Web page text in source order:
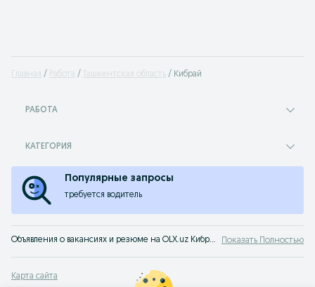
Главная Работа Ташкентская область Кибрай
РАБОТА
КАТЕГОРИЯ
Популярные запросы
требуется водитель
Объявления о вакансиях и резюме на OLX.uz Кибрай. Пора найти работу - тысячи работодателей Узбекистана ищут вас! Показать Полностью
Карта сайта